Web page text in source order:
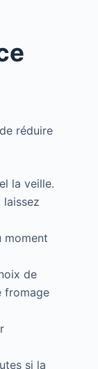
réduire
la veille.
moment
de
fromage
si la